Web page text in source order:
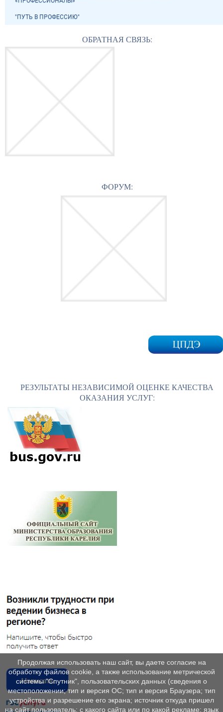
"ПУТЬ В ПРОФЕССИЮ"
ОБРАТНАЯ СВЯЗЬ:
ФОРУМ:
РЕЗУЛЬТАТЫ НЕЗАВИСИМОЙ ОЦЕНКЕ КАЧЕСТВА
ОКАЗАНИЯ УСЛУГ:
Продолжая использовать наш сайт, вы даете согласие на
обработку файлов cookie, а также использование метрической
системы "Спутник", пользовательских данных (сведения о
местоположении; тип и версия ОС; тип и версия Браузера; тип
устройства и разрешение его экрана; источник откуда пришел
на сайт пользователь; с какого сайта или по какой рекламе; язык